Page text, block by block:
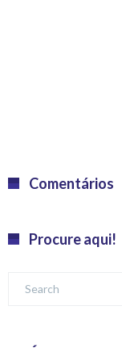
Comentários
Procure aqui!